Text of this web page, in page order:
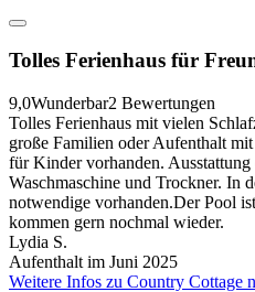
Tolles Ferienhaus für
9,0Wunderbar2 Bewertungen
Tolles Ferienhaus mit vielen
große Familien oder Aufenthalt
für Kinder vorhanden. Ausstattung
Waschmaschine und Trockner. In
notwendige vorhanden.Der Pool
kommen gern nochmal wieder.
Lydia S.
Aufenthalt im Juni 2025
Weitere Infos zu Country Cottage